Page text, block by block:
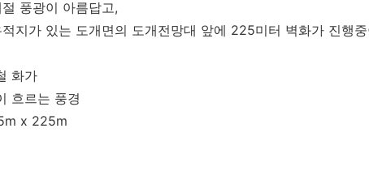
풍광이 아름답고,
지가 있는 도개면의 도개전망대 앞에 225미터 벽화가 진행
화가
흐르는 풍경
x 225m